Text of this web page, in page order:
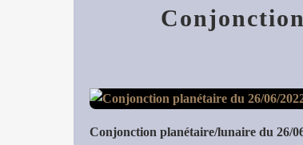
Conjonction planétaire/lunaire du 26/